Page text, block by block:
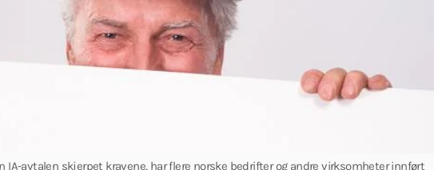
IA-avtalen skjerpet kravene, har flere norske bedrifter og andre virksomheter innført